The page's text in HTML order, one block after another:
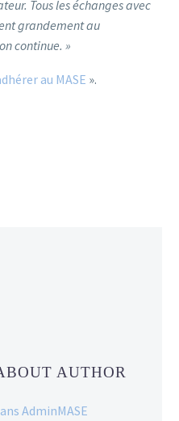
Tous les échanges avec
grandement au
continue. »
au MASE ».
AUTHOR
AdminMASE